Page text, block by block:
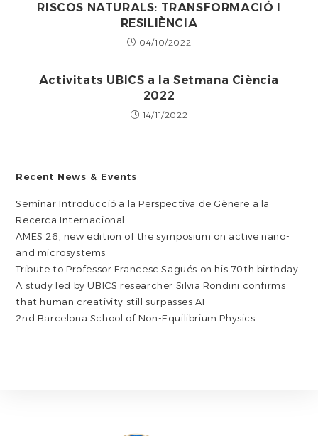
RISCOS NATURALS: TRANSFORMACIÓ I
RESILIÈNCIA
04/10/2022
Activitats UBICS a la Setmana Ciència
2022
14/11/2022
Recent News & Events
Seminar Introducció a la Perspectiva de Gènere a la
Recerca Internacional
AMES 26, new edition of the symposium on active nano-
and microsystems
Tribute to Professor Francesc Sagués on his 70th birthday
A study led by UBICS researcher Silvia Rondini confirms
that human creativity still surpasses AI
2nd Barcelona School of Non-Equilibrium Physics